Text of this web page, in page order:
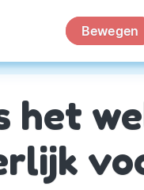
Bewegen
het